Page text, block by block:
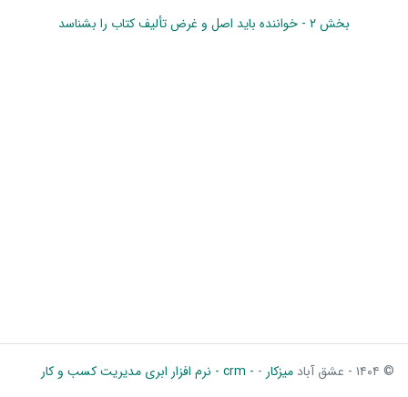
بخش ۲ - خواننده باید اصل و غرض تألیف کتاب را بشناسد
© ۱۴۰۴ - عشق آباد میزکار - - crm - نرم افزار ابری مدیریت کسب و کار